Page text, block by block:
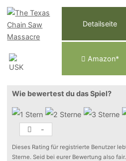
Detailseite
Amazon*
Wie bewertest du das Spiel?
-
Dieses Rating für registrierte Benutzer
Sterne. Seid bei eurer Bewertung also fair